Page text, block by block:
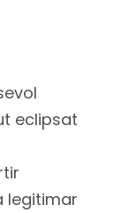
eclipsat
legitimar